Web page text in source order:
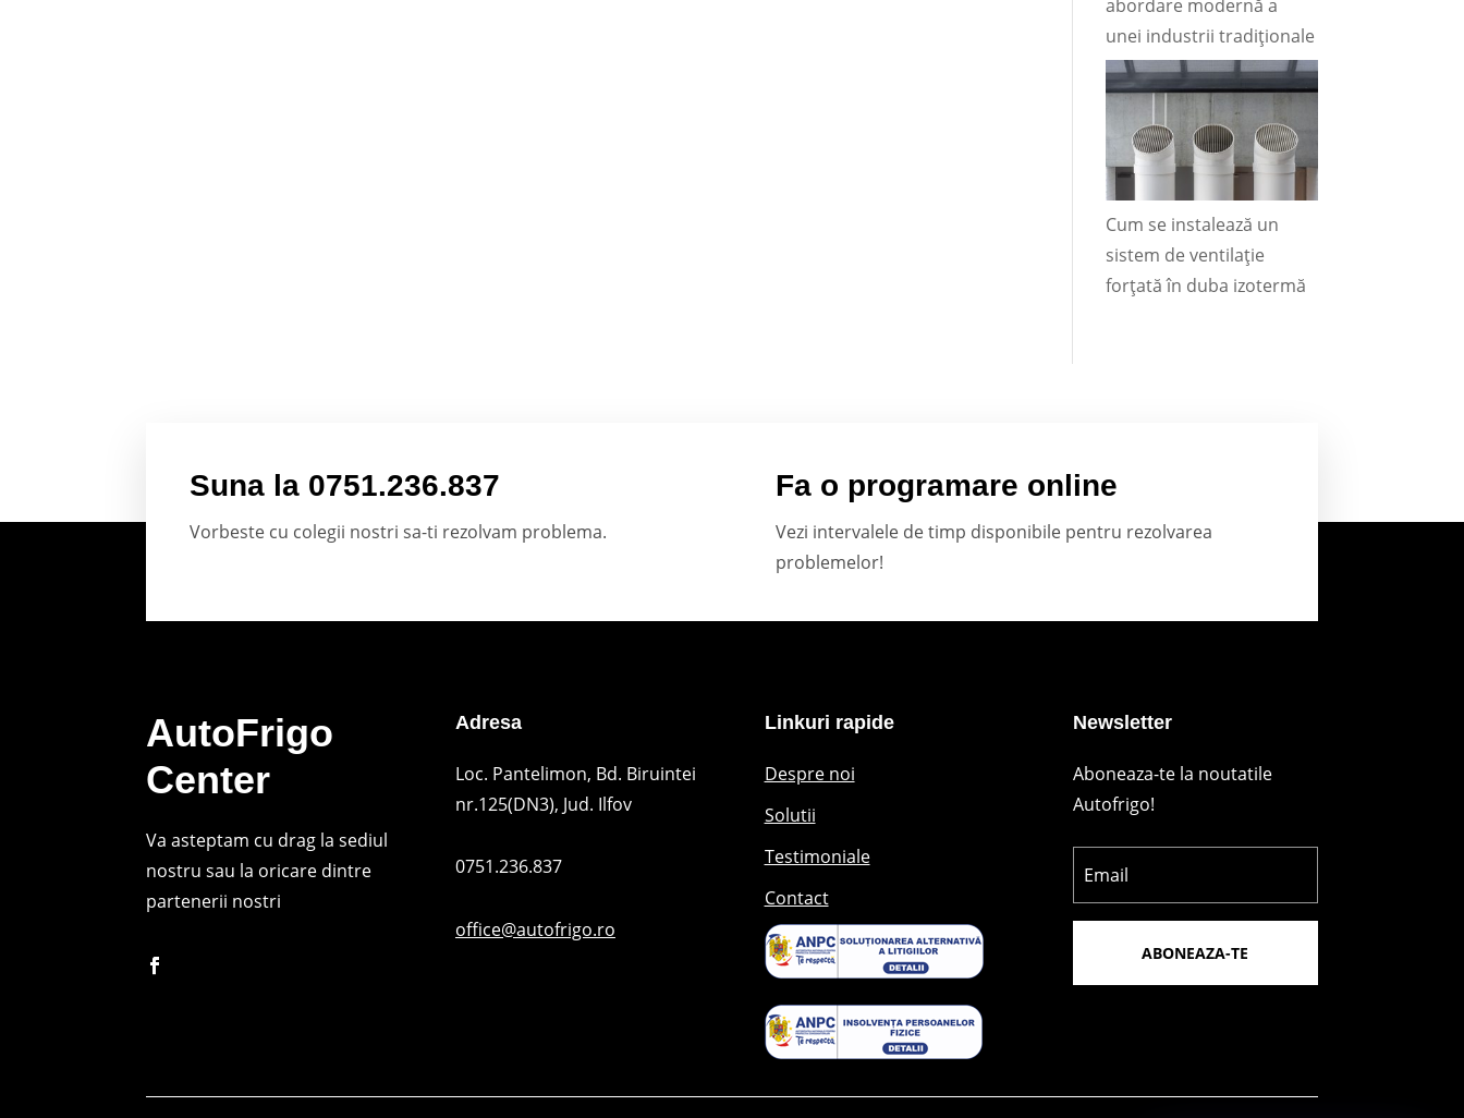
abordare modernă a
unei industrii tradiționale
Cum se instalează un
sistem de ventilație
forțată în duba izotermă
Suna la 0751.236.837
Vorbeste cu colegii nostri sa-ti rezolvam problema.
Fa o programare online
Vezi intervalele de timp disponibile pentru rezolvarea
problemelor!
AutoFrigo
Center
Va asteptam cu drag la sediul
nostru sau la oricare dintre
partenerii nostri
Adresa
Loc. Pantelimon, Bd. Biruintei
nr.125(DN3), Jud. Ilfov
0751.236.837
office@autofrigo.ro
Linkuri rapide
Despre noi
Solutii
Testimoniale
Contact
Newsletter
Aboneaza-te la noutatile
Autofrigo!
ABONEAZA-TE